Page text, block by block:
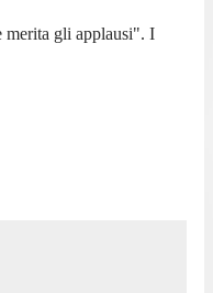
merita gli applausi". I